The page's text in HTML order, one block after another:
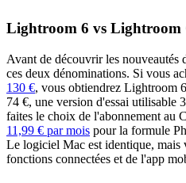
Lightroom 6 vs Lightroom
Avant de découvrir les
ces deux dénominations. Si vous
130 €, vous obtiendrez Lightroom
74 €, une version d'essai utilisable
faites le choix de l'abonnement au
11,99 € par mois pour la formule
Le logiciel Mac est identique, mais
fonctions connectées et de l'app